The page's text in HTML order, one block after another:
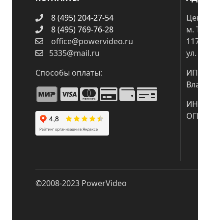
8 (495) 204-27-54
8 (495) 769-76-28
office@powervideo.ru
5335@mail.ru
Способы оплаты:
м.
©2008-2023 PowerVideo